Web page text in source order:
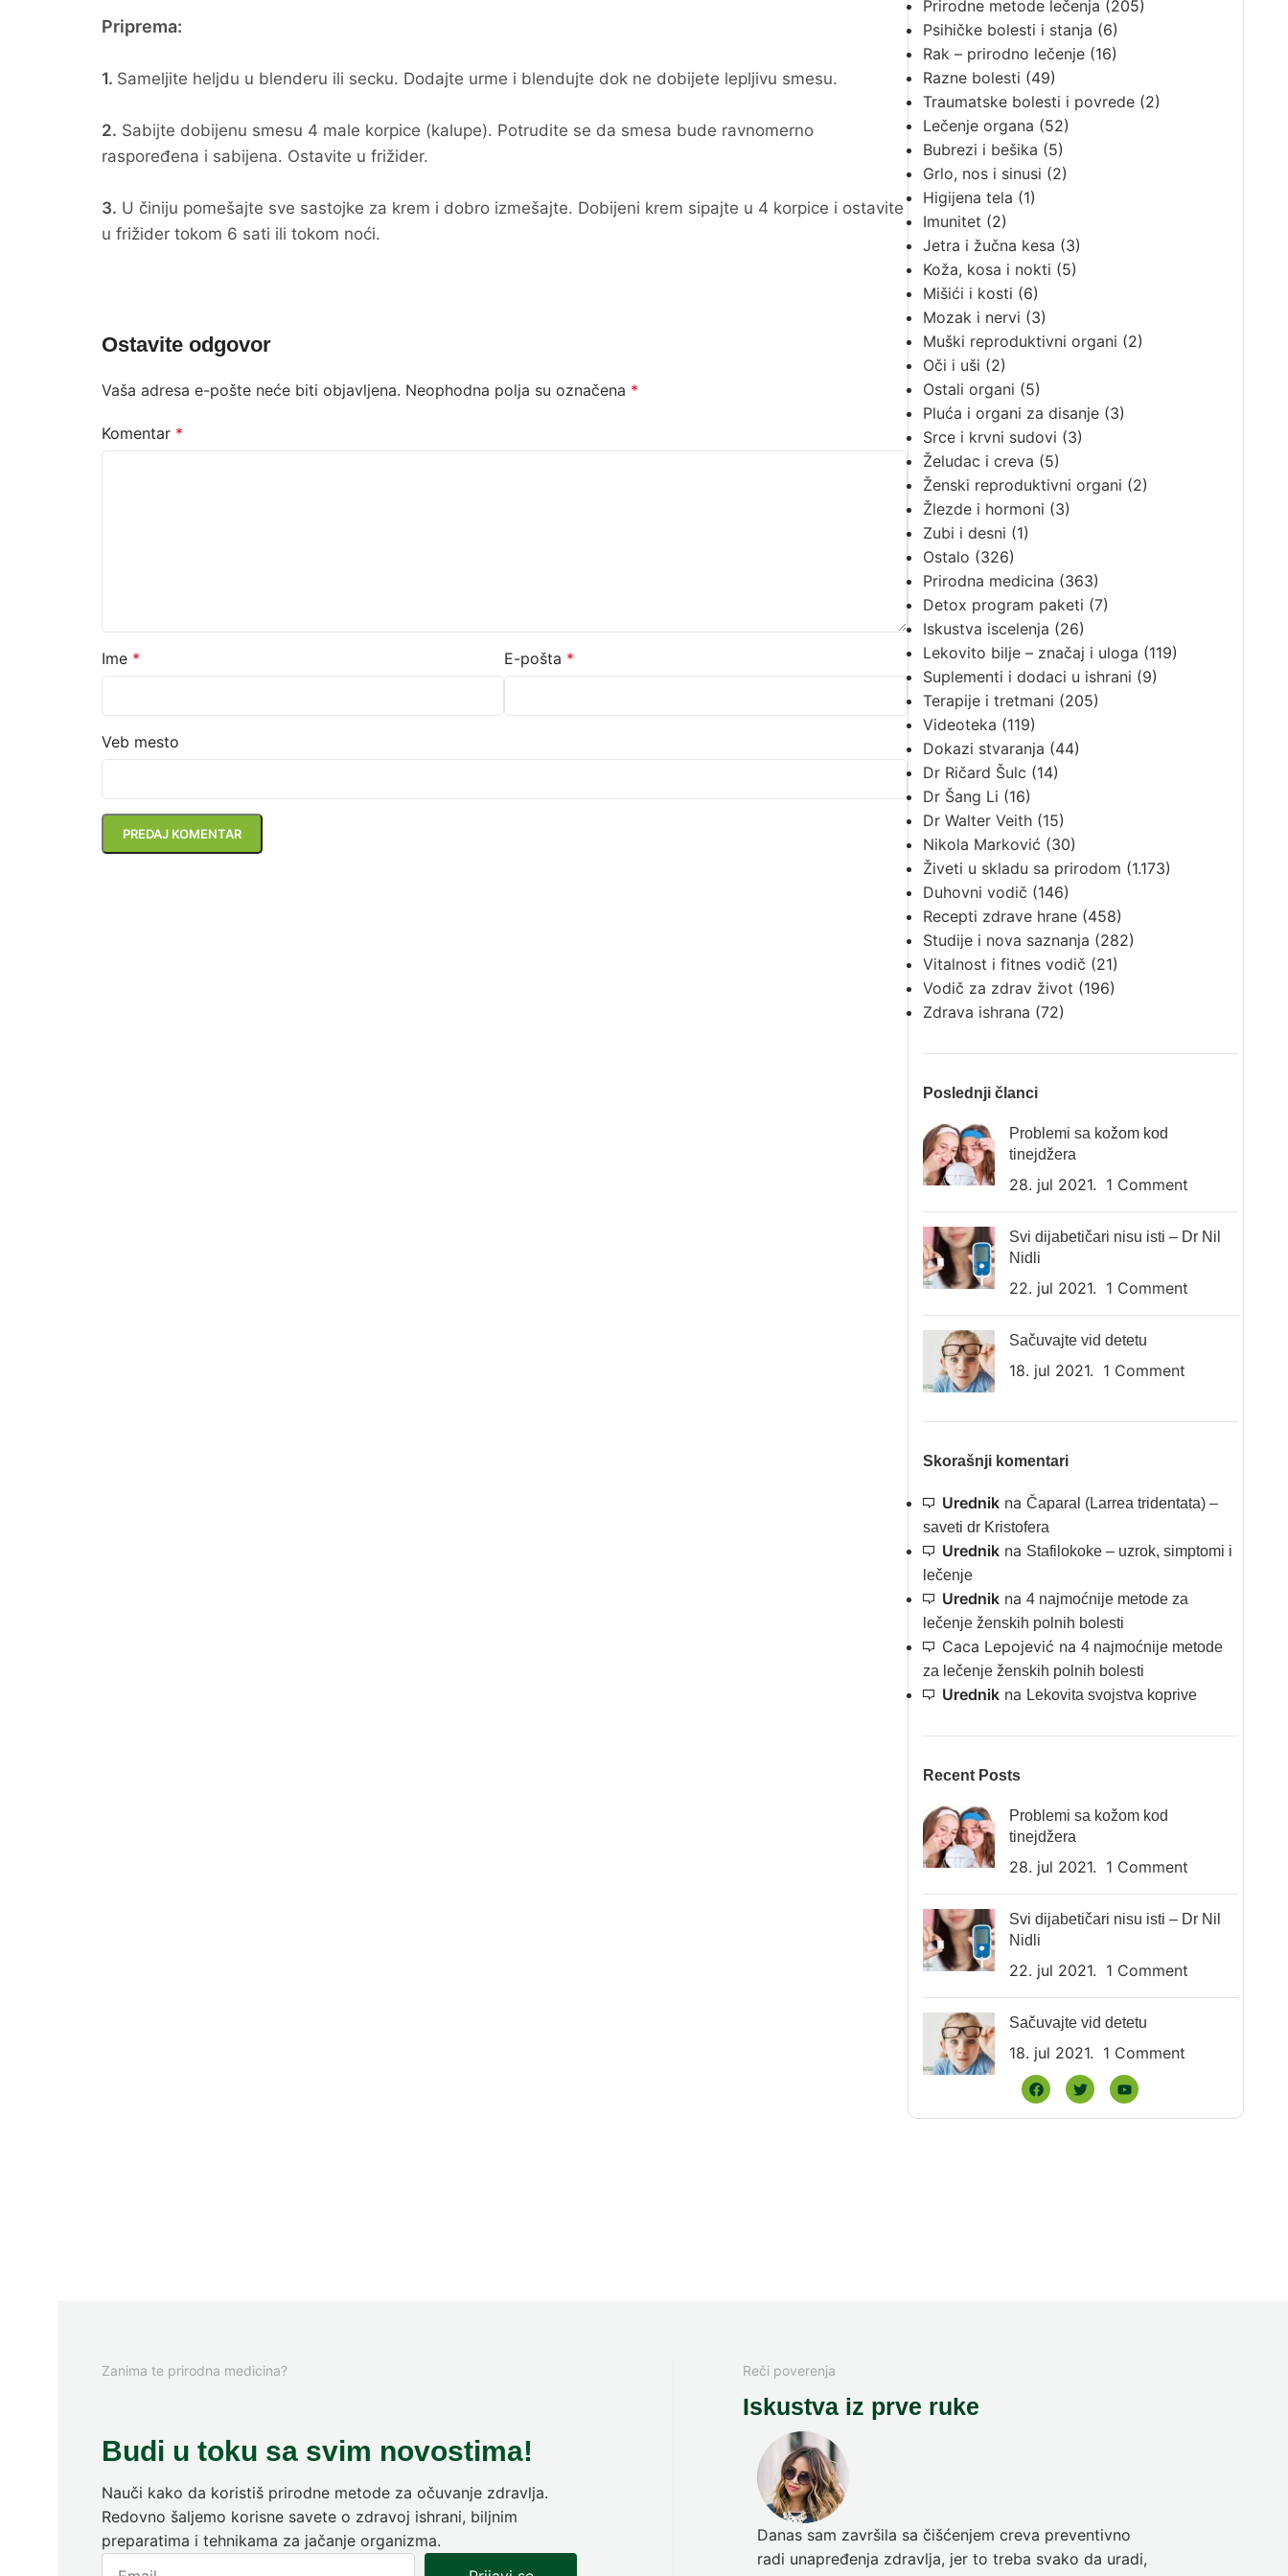
Prirodne metode lečenja (205)
Psihičke bolesti i stanja (6)
Rak – prirodno lečenje(16)
Razne bolesti (49)
Traumatske bolesti i povrede(2)
Lečenje organa (52)
Bubrezi i bešika (5)
Grlo, nos i sinusi (2)
Higijena tela (1)
Imunitet (2)
Jetra i žučna kesa (3)
Koža, kosa i nokti (5)
Mišići i kosti (6)
Mozak i nervi (3)
Muški reproduktivni organi (2)
Oči i uši (2)
Ostali organi (5)
Pluća i organi za disanje(3)
Srce i krvni sudovi (3)
Želudac i creva (5)
Ženski reproduktivni organi (2)
Žlezde i hormoni (3)
Zubi i desni (1)
Ostalo (326)
Prirodna medicina (363)
Detox program paketi (7)
Iskustva iscelenja (26)
Lekovito bilje – značaj i uloga (119)
Suplementi i dodaci u ishrani (9)
Terapije i tretmani (205)
Videoteka (119)
Dokazi stvaranja (44)
Dr Ričard Šulc (14)
Dr Šang Li (16)
Dr Walter Veith(15)
Nikola Marković (30)
Živeti u skladu sa prirodom (1.173)
Duhovni vodič (146)
Recepti zdrave hrane(458)
Studije i nova saznanja (282)
Vitalnost i fitnes vodič (21)
Vodič za zdrav život (196)
Zdrava ishrana (72)
Poslednji članci
Problemi sa kožom kod
tinejdžera
28. jul 2021. 1 Comment
Svi dijabetičari nisu isti – Dr Nil
Nidli
22. jul 2021. 1 Comment
Sačuvajte vid detetu
18. jul 2021. 1 Comment
Skorašnji komentari
Urednikna Čaparal (Larrea tridentata) –
saveti dr Kristofera
Urednikna Stafilokoke – uzrok, simptomi i
lečenje
Urednikna 4 najmoćnije metode za
lečenje ženskih polnih bolesti
Caca Lepojević na 4 najmoćnije metode
za lečenje ženskih polnih bolesti
Urednikna Lekovita svojstva koprive
Recent Posts
Problemi sa kožom kod
tinejdžera
28. jul 2021. 1 Comment
Svi dijabetičari nisu isti – Dr Nil
Nidli
22. jul 2021. 1 Comment
Sačuvajte vid detetu
18. jul 2021. 1 Comment
Priprema:
1. Sameljite heljdu u blenderu ili secku. Dodajte urme i blendujte dok ne dobijete lepljivu smesu.
2. Sabijte dobijenu smesu 4 male korpice (kalupe). Potrudite se da smesa bude ravnomerno
raspoređena i sabijena. Ostavite u frižider.
3. U činiju pomešajte sve sastojke za krem i dobro izmešajte. Dobijeni krem sipajte u 4 korpice i ostavite
u frižider tokom 6 sati ili tokom noći.
Ostavite odgovor
Vaša adresa e-pošte neće biti objavljena. Neophodna polja su označena *
Komentar *
Ime * E-pošta *
Veb mesto
Zanima te prirodna medicina?
Budi u toku sa svim novostima!
Nauči kako da koristiš prirodne metode za očuvanje zdravlja.
Redovno šaljemo korisne savete o zdravoj ishrani, biljnim
preparatima i tehnikama za jačanje organizma.
Reči poverenja
Iskustva iz prve ruke
Danas sam završila sa čišćenjem creva preventivno
radi unapređenja zdravlja, jer to treba svako da uradi,